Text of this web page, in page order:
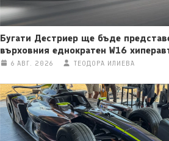
Бугати Дестриер ще бъде
върховния еднократен W16
6 АВГ. 2026 ТЕОДОРА ИЛИЕВА